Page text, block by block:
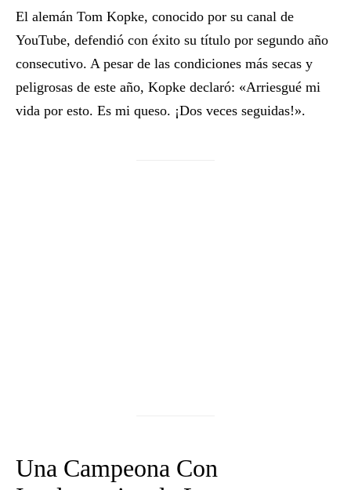
El alemán Tom Kopke, conocido por su canal de
YouTube, defendió con éxito su título por segundo año
consecutivo. A pesar de las condiciones más secas y
peligrosas de este año, Kopke declaró: «Arriesgué mi
vida por esto. Es mi queso. ¡Dos veces seguidas!».
Una Campeona Con